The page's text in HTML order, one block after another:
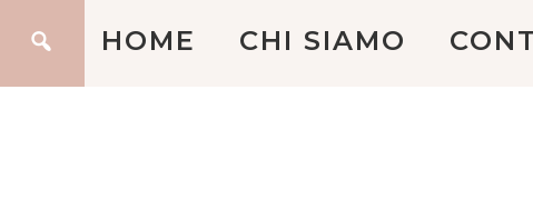
HOME CHI SIAMO